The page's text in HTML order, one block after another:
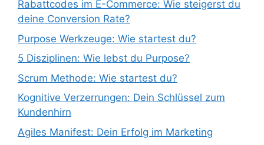
Rabattcodes im E-Commerce: Wie steigerst du
deine Conversion Rate?
Purpose Werkzeuge: Wie startest du?
5 Disziplinen: Wie lebst du Purpose?
Scrum Methode: Wie startest du?
Kognitive Verzerrungen: Dein Schlüssel zum
Kundenhirn
Agiles Manifest: Dein Erfolg im Marketing